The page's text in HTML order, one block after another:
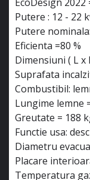
Putere : 12 - 22
Putere
Eficienta =80 %
Dimensiuni ( L x
Suprafata
Combustibil:
Lungime lemne
Greutate = 188
Functie usa:
Diametru
Placare
Temperatura